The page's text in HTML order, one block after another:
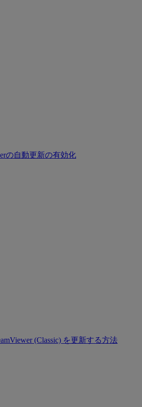
の自動更新の有効化
(Classic) を更新する方法